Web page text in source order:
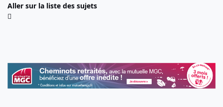
Aller sur la liste des sujets